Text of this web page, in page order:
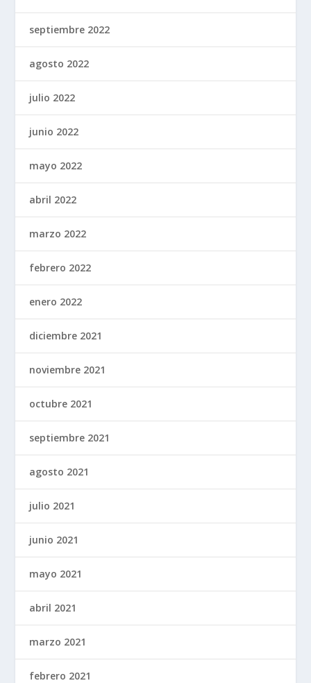
septiembre 2022
agosto 2022
julio 2022
junio 2022
mayo 2022
abril 2022
marzo 2022
febrero 2022
enero 2022
diciembre 2021
noviembre 2021
octubre 2021
septiembre 2021
agosto 2021
julio 2021
junio 2021
mayo 2021
abril 2021
marzo 2021
febrero 2021